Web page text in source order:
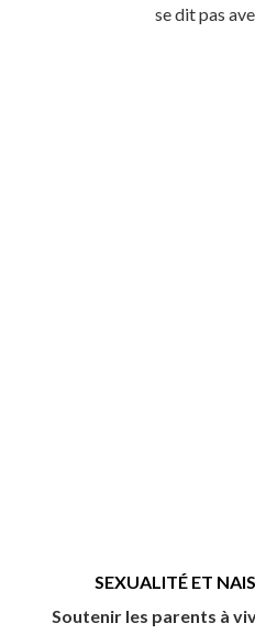
se dit pas
SEXUALITÉ ET
Soutenir les parents à